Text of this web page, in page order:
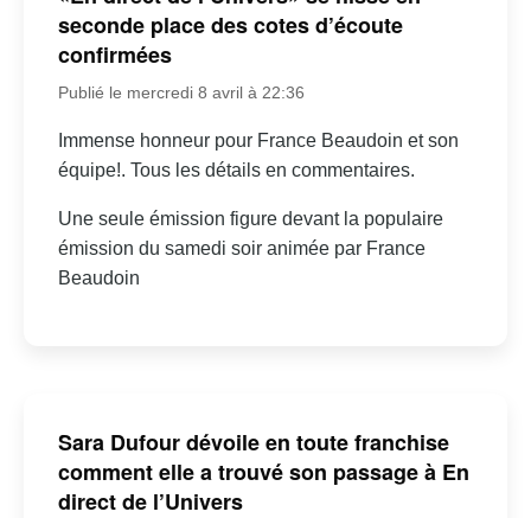
seconde place des cotes d’écoute
confirmées
Publié le mercredi 8 avril à 22:36
Immense honneur pour France Beaudoin et son
équipe!. Tous les détails en commentaires.
Une seule émission figure devant la populaire
émission du samedi soir animée par France
Beaudoin
Sara Dufour dévoile en toute franchise
comment elle a trouvé son passage à En
direct de l’Univers